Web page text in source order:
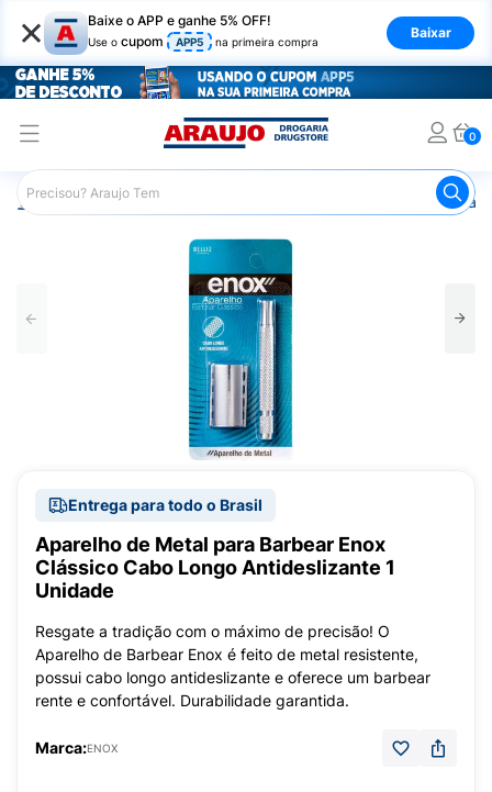
× Baixe o APP e ganhe 5% OFF!
Use o cupom APP5 na primeira compra
Baixar
0
Araujo Higiene Pessoal
Entrega para todo o Brasil
Aparelho de Metal para Barbear Enox
Clássico Cabo Longo Antideslizante 1
Unidade
Resgate a tradição com o máximo de precisão! O
Aparelho de Barbear Enox é feito de metal resistente,
possui cabo longo antideslizante e oferece um barbear
rente e confortável. Durabilidade garantida.
Marca:ENOX